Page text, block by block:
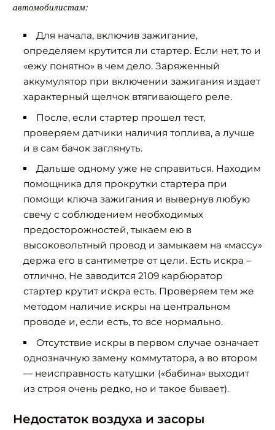
автомобилистам:
Для начала, включив зажигание,
определяем крутится ли стартер. Если нет, то и
«ежу понятно» в чем дело. Заряженный
аккумулятор при включении зажигания издает
характерный щелчок втягивающего реле.
После, если стартер прошел тест,
проверяем датчики наличия топлива, а лучше
и в сам бачок заглянуть.
Дальше одному уже не справиться. Находим
помощника для прокрутки стартера при
помощи ключа зажигания и вывернув любую
свечу с соблюдением необходимых
предосторожностей, тыкаем ею в
высоковольтный провод и замыкаем на «массу»
держа его в сантиметре от цели. Есть искра –
отлично. Не заводится 2109 карбюратор
стартер крутит искра есть. Проверяем тем же
методом наличие искры на центральном
проводе и, если есть, то все нормально.
Отсутствие искры в первом случае означает
однозначную замену коммутатора, а во втором
— неисправность катушки («бабина» выходит
из строя очень редко, но и такое бывает).
Недостаток воздуха и засоры